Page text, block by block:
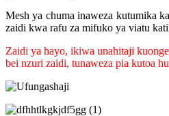
Mesh ya chuma inaweza kutumika
zaidi kwa rafu za mifuko ya viatu
Zaidi ya hayo, ikiwa unahitaji
bei nzuri zaidi, tunaweza pia kutoa